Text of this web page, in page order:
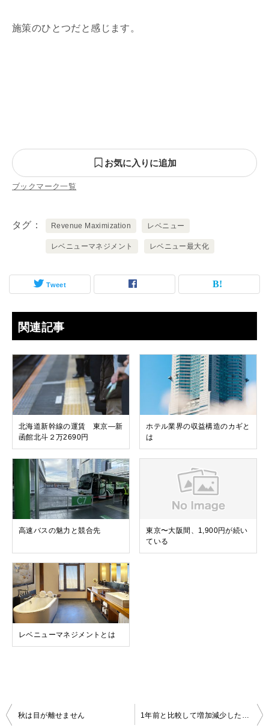
施策のひとつだと感じます。
お気に入りに追加
ブックマーク一覧
タグ Revenue Maximization レベニュー
レベニューマネジメント レベニュー最大化
Tweet
関連記事
北海道新幹線の運賃 東京―新
函館北斗２万2690円
ホテル業界の収益構造のカギと
は
高速バスの魅力と競合先
東京〜大阪間、1,900円が続い
ている
レベニューマネジメントとは
投
秋は目が離せません